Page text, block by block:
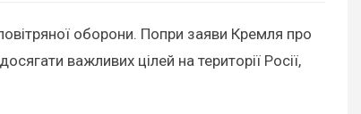
оборони. Попри заяви Кремля про
важливих цілей на території Росії,